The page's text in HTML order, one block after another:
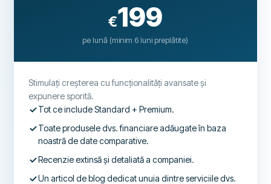
€199
pe lună (minim 6 luni preplătite)
Stimulați creșterea cu funcționalități avansate și
expunere sporită.
Tot ce include Standard + Premium.
Toate produsele dvs. financiare adăugate în baza
noastră de date comparative.
Recenzie extinsă și detaliată a companiei.
Un articol de blog dedicat unuia dintre serviciile dvs.